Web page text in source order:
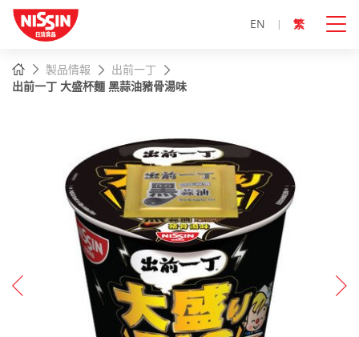
EN 繁
主頁製品情報
出前一丁
出前一丁 大盛杯麵 黑蒜油豬骨湯味